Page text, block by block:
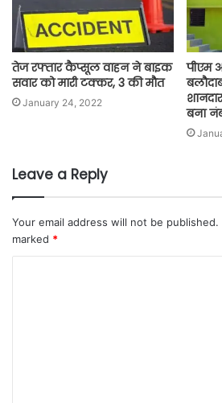
तेज रफ्तार कैप्सूल वाहन ने बाइक
सवार को मारी टक्कर, 3 की मौत
January 24, 2022
पीएम
बना
Leave a Reply
Your email address will not be published.
marked *